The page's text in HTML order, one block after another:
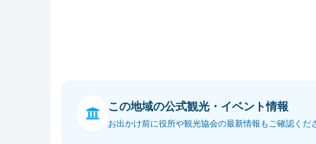
この地域の公式観光・イベント情報
お出かけ前に役所や観光協会の最新情報もご確認くだ